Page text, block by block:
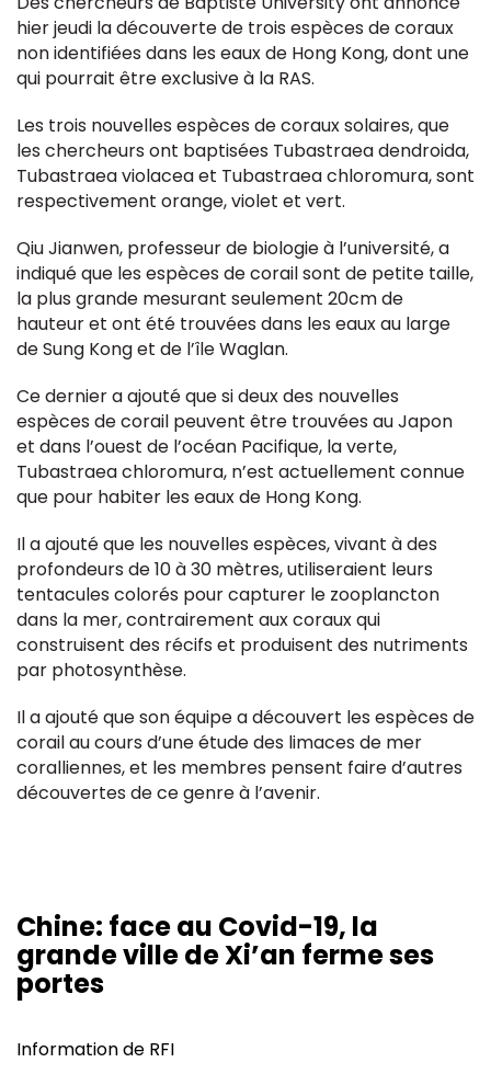
hier jeudi la découverte de trois espèces de coraux
non identifiées dans les eaux de Hong Kong, dont une
qui pourrait être exclusive à la RAS.
Les trois nouvelles espèces de coraux solaires, que
les chercheurs ont baptisées Tubastraea dendroida,
Tubastraea violacea et Tubastraea chloromura, sont
respectivement orange, violet et vert.
Qiu Jianwen, professeur de biologie à l’université, a
indiqué que les espèces de corail sont de petite taille,
la plus grande mesurant seulement 20cm de
hauteur et ont été trouvées dans les eaux au large
de Sung Kong et de l’île Waglan.
Ce dernier a ajouté que si deux des nouvelles
espèces de corail peuvent être trouvées au Japon
et dans l’ouest de l’océan Pacifique, la verte,
Tubastraea chloromura, n’est actuellement connue
que pour habiter les eaux de Hong Kong.
Il a ajouté que les nouvelles espèces, vivant à des
profondeurs de 10 à 30 mètres, utiliseraient leurs
tentacules colorés pour capturer le zooplancton
dans la mer, contrairement aux coraux qui
construisent des récifs et produisent des nutriments
par photosynthèse.
Il a ajouté que son équipe a découvert les espèces de
corail au cours d’une étude des limaces de mer
coralliennes, et les membres pensent faire d’autres
découvertes de ce genre à l’avenir.
Chine: face au Covid-19, la
grande ville de Xi’an ferme ses
portes
Information de RFI